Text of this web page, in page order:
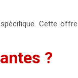
Cette offre
?